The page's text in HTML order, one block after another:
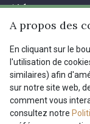
Prix réduits
Magazine
Aide
Livraison :
Retours &
FAQ -
Modes de
Menu
Tous nos
Magazine
A propos des
En cliquant sur le
l'utilisation de
similaires) afin
sur notre site web,
comment vous
consultez notre